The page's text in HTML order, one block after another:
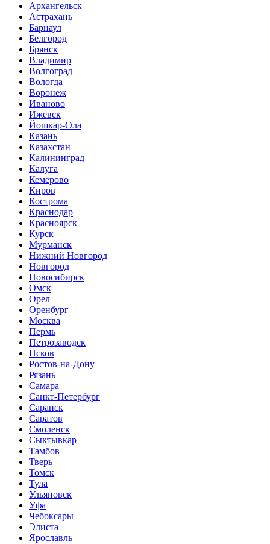
Архангельск
Астрахань
Барнаул
Белгород
Брянск
Владимир
Волгоград
Вологда
Воронеж
Иваново
Ижевск
Йошкар-Ола
Казань
Казахстан
Калининград
Калуга
Кемерово
Киров
Кострома
Краснодар
Красноярск
Курск
Мурманск
Нижний Новгород
Новгород
Новосибирск
Омск
Орел
Оренбург
Москва
Пермь
Петрозаводск
Псков
Ростов-на-Дону
Рязань
Самара
Санкт-Петербург
Саранск
Саратов
Смоленск
Сыктывкар
Тамбов
Тверь
Томск
Тула
Ульяновск
Уфа
Чебоксары
Элиста
Ярославль